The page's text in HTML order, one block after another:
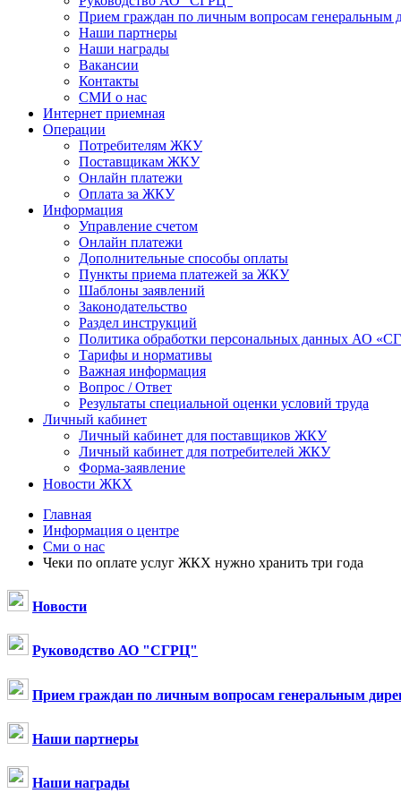
Прием граждан по личным вопросам генеральным
Наши партнеры
Наши награды
Вакансии
Контакты
СМИ о нас
Интернет приемная
Операции
Потребителям ЖКУ
Поставщикам ЖКУ
Онлайн платежи
Оплата за ЖКУ
Информация
Управление счетом
Онлайн платежи
Дополнительные способы оплаты
Пункты приема платежей за ЖКУ
Шаблоны заявлений
Законодательство
Раздел инструкций
Политика обработки персональных данных АО
Тарифы и нормативы
Важная информация
Вопрос / Ответ
Результаты специальной оценки условий труда
Личный кабинет
Личный кабинет для поставщиков ЖКУ
Личный кабинет для потребителей ЖКУ
Форма-заявление
Новости ЖКХ
Главная
Информация о центре
Сми о нас
Чеки по оплате услуг ЖКХ нужно хранить три года
Новости
Руководство АО "СГРЦ"
Прием граждан по личным вопросам генеральным
Наши партнеры
Наши награды